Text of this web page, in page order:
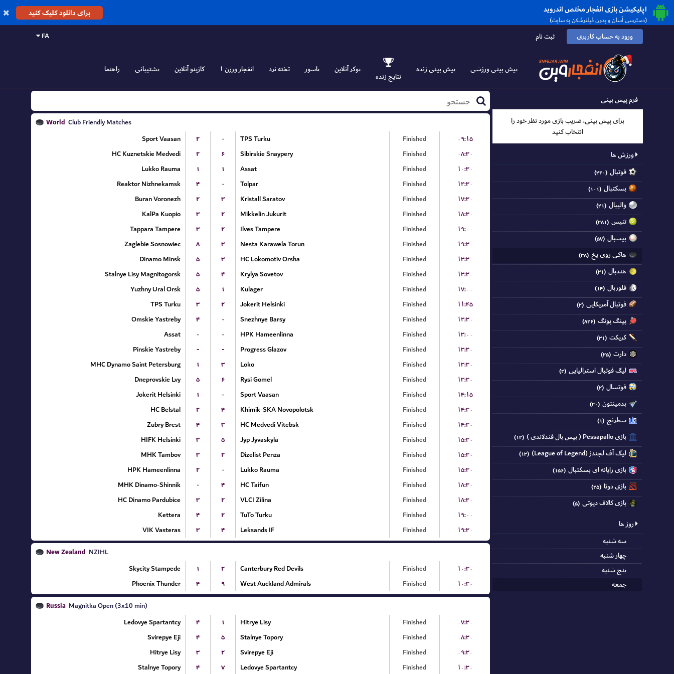
اپلیکیشن بازی انفجار مختص اندروید
(دسترسی آسان و بدون فیلترشکن به سایت)
برای دانلود کلیک کنید
FA ورود به حساب کاربری ثبت نام
پیش بینی ورزشی پیش بینی زنده
نتایج زنده
پوکر آنلاین پاسور تخته نرد انفجار ورژن ۱ کازینو آنلاین پشتیبانی راهنما
فرم پیش بینی
برای پیش بینی، ضریب بازی مورد نظر خود را
انتخاب کنید
ورزش ها
فوتبال (۴۲۰)
بسکتبال (۱۰۱)
والیبال (۴۱)
تنیس (۲۸۱)
بیسبال (۵۷)
هاکی روی یخ (۳۸)
هندبال (۳۱)
فلوربال (۱۴)
فوتبال آمریکایی (۲)
پینگ پونگ (۸۲۶)
کریکت (۳۱)
دارت (۲۵)
لیگ فوتبال استرالیایی (۲)
فوتسال (۲)
بدمینتون (۲۰)
شطرنج (۱)
بازی Pessapallo ( بیس بال فندلاندی ) (۱۲)
لیگ آف لجندز (League of Legend) (۱۳)
بازی رایانه ای بسکتبال (۱۵۶)
بازی دوتا (۲۵)
بازی کالاف دیوتی (۵)
روز ها
سه شنبه
چهار شنبه
پنج شنبه
جمعه
World Club Friendly Matches
Sport Vaasan
۲ ۰ TPS Turku Finished
۰۹:۱۵
HC Kuznetskie Medvedi
۲ ۶ Sibirskie Snaypery Finished
۰۸:۳۰
Lukko Rauma
۱ ۱ Assat Finished
۱۰:۳۰
Reaktor Nizhnekamsk
۴ ۰ Tolpar Finished
۱۲:۳۰
Buran Voronezh
۲ ۳ Kristall Saratov Finished
۱۷:۳۰
KalPa Kuopio
۳ ۲ Mikkelin Jukurit Finished
۱۸:۳۰
Tappara Tampere
۳ ۲ Ilves Tampere Finished
۱۹:۰۰
Zaglebie Sosnowiec
۸ ۳ Nesta Karawela Torun Finished
۱۹:۳۰
Dinamo Minsk
۵ ۳ HC Lokomotiv Orsha Finished
۱۳:۳۰
Stalnye Lisy Magnitogorsk
۵ ۴ Krylya Sovetov Finished
۱۳:۳۰
Yuzhny Ural Orsk
۵ ۱ Kulager Finished
۱۷:۰۰
TPS Turku
۳ ۲ Jokerit Helsinki Finished
۱۱:۴۵
Omskie Yastreby
۴ ۰ Snezhnye Barsy Finished
۱۲:۳۰
Assat
۰ ۰ HPK Hameenlinna Finished
۱۳:۰۰
Pinskie Yastreby
- - Progress Glazov Finished
۱۳:۳۰
MHC Dynamo Saint Petersburg
۱ ۳ Loko Finished
۱۳:۳۰
Dneprovskie Lvy
۵ ۶ Rysi Gomel Finished
۱۳:۳۰
Jokerit Helsinki
۱ ۰ Sport Vaasan Finished
۱۴:۱۵
HC Belstal
۲ ۴ Khimik-SKA Novopolotsk Finished
۱۴:۳۰
Zubry Brest
۴ ۳ HC Medvedi Vitebsk Finished
۱۴:۳۰
HIFK Helsinki
۳ ۵ Jyp Jyvaskyla Finished
۱۵:۳۰
MHK Tambov
۳ ۲ Dizelist Penza Finished
۱۵:۳۰
HPK Hameenlinna
۲ ۰ Lukko Rauma Finished
۱۵:۳۰
MHK Dinamo-Shinnik
۰ ۴ HC Taifun Finished
۱۸:۳۰
HC Dinamo Pardubice
۳ ۲ VLCI Zilina Finished
۱۸:۳۰
Kettera
۴ ۲ TuTo Turku Finished
۱۹:۰۰
VIK Vasteras
۳ ۴ Leksands IF Finished ۱۹:۳۰
New Zealand NZIHL
Skycity Stampede
۱ ۲ Canterbury Red Devils Finished
۱۰:۳۰
Phoenix Thunder
۴ ۹ West Auckland Admirals Finished ۱۰:۳۰
Russia Magnitka Open (3x10 min)
Ledovye Spartantcy
۴ ۱ Hitrye Lisy Finished
۰۷:۳۰
Svirepye Eji
۴ ۵ Stalnye Topory Finished
۰۸:۳۰
Hitrye Lisy
۳ ۲ Svirepye Eji Finished
۰۹:۳۰
Stalnye Topory
۴ ۷ Ledovye Spartantcy Finished ۱۰:۳۰